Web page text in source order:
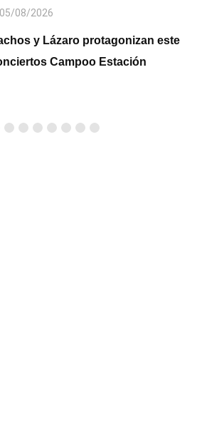
05/08/2026
y Lázaro protagonizan este
Campoo Estación